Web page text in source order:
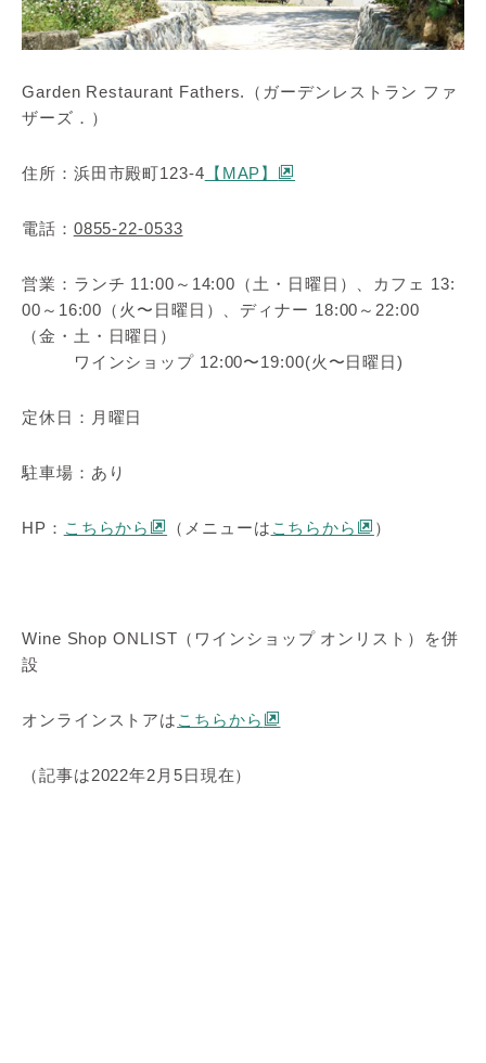
Garden Restaurant Fathers.（ガーデンレストラン ファ
ザーズ．）
住所：浜田市殿町123-4 【MAP】
電話： 0855-22-0533
営業：ランチ 11:00～14:00（土・日曜日）、カフェ 13:
00～16:00（火〜日曜日）、ディナー 18:00～22:00
（金・土・日曜日）
ワインショップ 12:00〜19:00(火〜日曜日)
定休日：月曜日
駐車場：あり
HP： こちらから （メニューは こちらから ）
Wine Shop ONLIST（ワインショップ オンリスト）を併
設
オンラインストアは こちらから
（記事は2022年2月5日現在）